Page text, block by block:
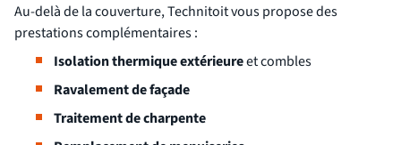
Au-delà de la couverture, Technitoit vous propose des
prestations complémentaires :
Isolation thermique extérieureet combles
Ravalement de façade
Traitement de charpente